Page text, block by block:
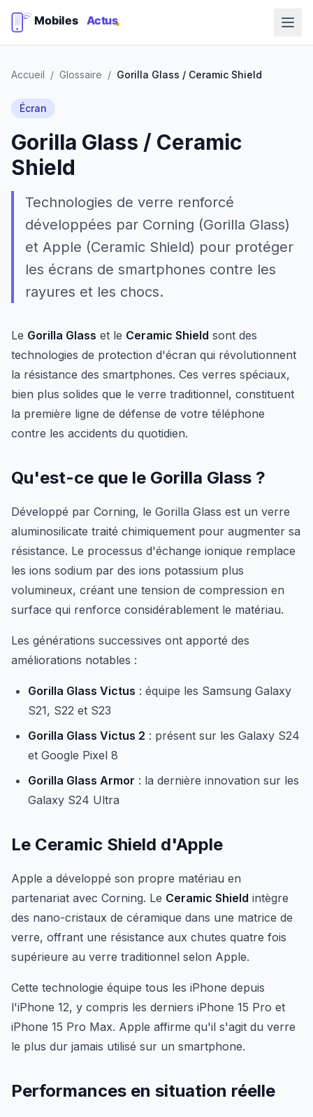
Accueil / Glossaire / Gorilla Glass / Ceramic Shield
Écran
Gorilla Glass / Ceramic
Shield
Technologies de verre renforcé
développées par Corning (Gorilla Glass)
et Apple (Ceramic Shield) pour protéger
les écrans de smartphones contre les
rayures et les chocs.
Le Gorilla Glass et le Ceramic Shield sont des
technologies de protection d'écran qui révolutionnent
la résistance des smartphones. Ces verres spéciaux,
bien plus solides que le verre traditionnel, constituent
la première ligne de défense de votre téléphone
contre les accidents du quotidien.
Qu'est-ce que le Gorilla Glass ?
Développé par Corning, le Gorilla Glass est un verre
aluminosilicate traité chimiquement pour augmenter sa
résistance. Le processus d'échange ionique remplace
les ions sodium par des ions potassium plus
volumineux, créant une tension de compression en
surface qui renforce considérablement le matériau.
Les générations successives ont apporté des
améliorations notables :
Gorilla Glass Victus : équipe les Samsung Galaxy
S21, S22 et S23
Gorilla Glass Victus 2 : présent sur les Galaxy S24
et Google Pixel 8
Gorilla Glass Armor : la dernière innovation sur les
Galaxy S24 Ultra
Le Ceramic Shield d'Apple
Apple a développé son propre matériau en
partenariat avec Corning. Le Ceramic Shield intègre
des nano-cristaux de céramique dans une matrice de
verre, offrant une résistance aux chutes quatre fois
supérieure au verre traditionnel selon Apple.
Cette technologie équipe tous les iPhone depuis
l'iPhone 12, y compris les derniers iPhone 15 Pro et
iPhone 15 Pro Max. Apple affirme qu'il s'agit du verre
le plus dur jamais utilisé sur un smartphone.
Performances en situation réelle